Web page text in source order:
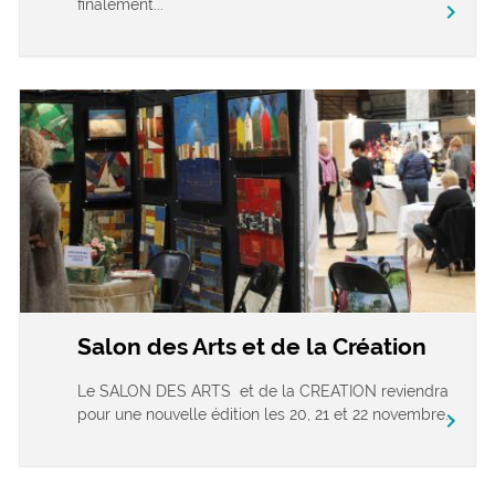
finalement... chevron_right
Salon des Arts et de la Création
Le SALON DES ARTS et de la CREATION reviendra
pour une nouvelle édition les 20, 21 et 22 novembre...
chevron_right